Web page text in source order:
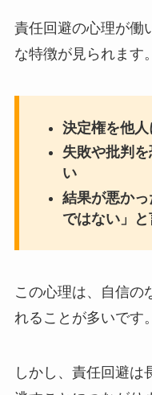
責任回避の心理が働
な特徴が見られます。
決定権を他
失敗や批判
い
結果が悪か
ではない」
この心理は、自信の
れることが多いです。
しかし、責任回避は